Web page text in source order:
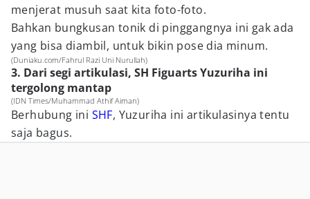
menjerat musuh saat kita foto-foto.
Bahkan bungkusan tonik di pinggangnya ini gak ada
yang bisa diambil, untuk bikin pose dia minum.
(Duniaku.com/Fahrul Razi Uni Nurullah)
3. Dari segi artikulasi, SH Figuarts Yuzuriha ini
tergolong mantap
(IDN Times/Muhammad Athif Aiman)
Berhubung ini SHF, Yuzuriha ini artikulasinya tentu
saja bagus.